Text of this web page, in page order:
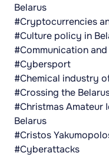
Belarus
#Cryptocurrencies
#Culture policy in
#Communication
#Cybersport
#Chemical industry
#Crossing the
#Christmas Amateur
Belarus
#Cristos
#Cyberattacks